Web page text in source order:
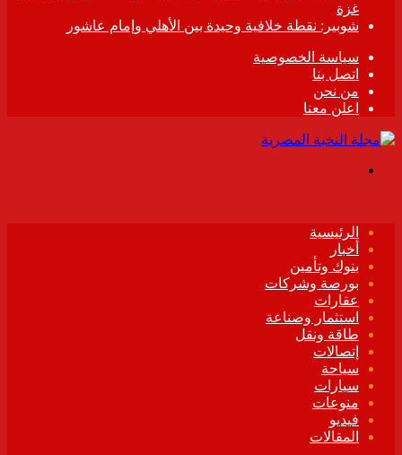
غزة
شوبير: نقطة خلافية وحيدة بين الأهلي وإمام عاشور
سياسة الخصوصية
اتصل بنا
من نحن
اعلن معنا
الرئيسية
أخبار
بنوك وتأمين
بورصة وشركات
عقارات
استثمار وصناعة
طاقة ونقل
إتصالات
سياحة
سيارات
منوعات
فيديو
المقالات